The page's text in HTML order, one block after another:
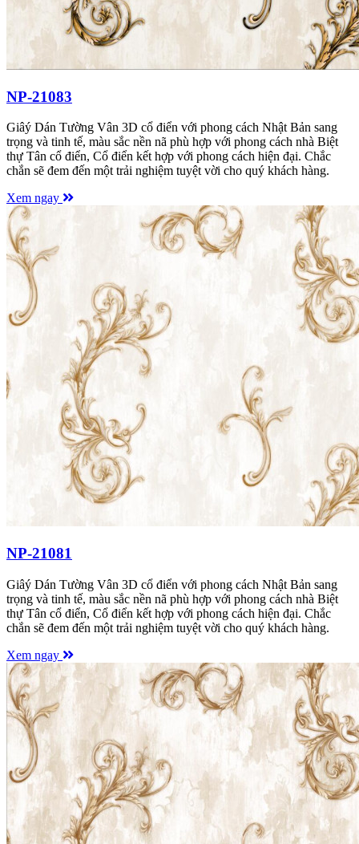
NP-21083
Giâý Dán Tường Vân 3D cổ điển với phong cách Nhật Bản sang
trọng và tinh tế, màu sắc nền nã phù hợp với phong cách nhà Biệt
thự Tân cổ điển, Cổ điển kết hợp với phong cách hiện đại. Chắc
chắn sẽ đem đến một trải nghiệm tuyệt vời cho quý khách hàng.
Xem ngay
NP-21081
Giâý Dán Tường Vân 3D cổ điển với phong cách Nhật Bản sang
trọng và tinh tế, màu sắc nền nã phù hợp với phong cách nhà Biệt
thự Tân cổ điển, Cổ điển kết hợp với phong cách hiện đại. Chắc
chắn sẽ đem đến một trải nghiệm tuyệt vời cho quý khách hàng.
Xem ngay